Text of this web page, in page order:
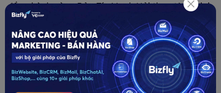
đồng hành cùng Bảo Tín Mạnh Hải theo từng giai
đoạn, xử lý từng vấn đề phát sinh dựa trên dữ liệu
và thực tế vận hành. Mọi điều chỉnh đều hướng
đến một nguyên tắc nhất quán: đơn giản hóa
những gì phức tạp và đưa dữ liệu trở thành nền
tảng cho mọi quyết định quản trị.